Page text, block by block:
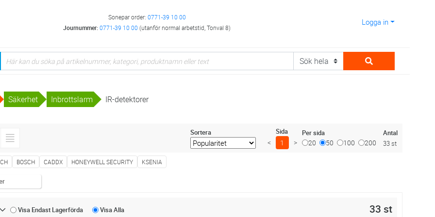
Sonepar order: 0771-39 10 00
Journummer:0771-39 10 00 (utanför normal arbetstid, Tonval 8)
Logga in
Säkerhet Inbrottslarm IR-detektorer
Sortera Sida
< 1 >
Per sida
20 50 100 200
Antal
33 st
BOSCH CADDX HONEYWELL SECURITY KSENIA
Visa Endast Lagerförda VisaAlla 33 st